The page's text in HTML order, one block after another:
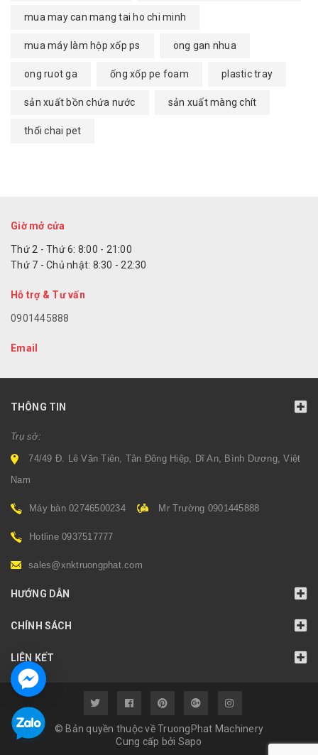
mua may can mang tai ho chi minh
mua máy làm hộp xốp ps ong gan nhua
ong ruot ga ống xốp pe foam plastic tray
sản xuất bồn chứa nước sản xuất màng chít
thổi chai pet
Giờ mở cửa
Thứ 2 - Thứ 6: 8:00 - 21:00
Thứ 7 - Chủ nhật: 8:30 - 22:30
Hỗ trợ & Tư vấn
0901445888
Email
THÔNG TIN
Trụ sở:
74/49 Đ. Lê Văn Tiên, Tân Đông Hiệp, Dĩ An, Bình Dương, Việt
Nam
Máy bàn 02746500234 Mr Trường 0901445888
Hotline 0937517777
sales@xnktruongphat.com
HƯỚNG DẪN
CHÍNH SÁCH
LIÊN KẾT
© Bản quyền thuộc về TruongPhat Machinery
Cung cấp bởi Sapo